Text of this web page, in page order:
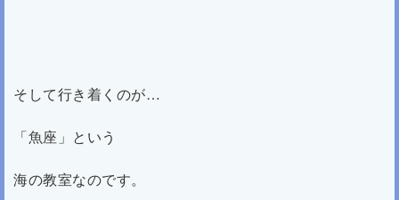
そして行き着くのが…
「魚座」という
海の教室なのです。